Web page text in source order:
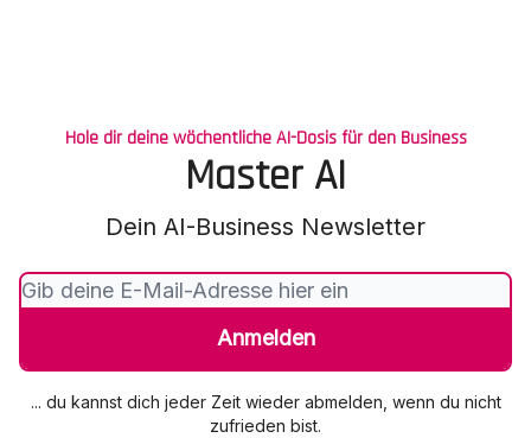
Hole dir deine wöchentliche AI-Dosis für den Business
Master AI
Dein AI-Business Newsletter
... du kannst dich jeder Zeit wieder abmelden, wenn du nicht
zufrieden bist.